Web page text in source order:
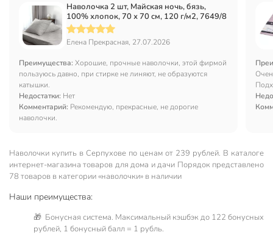
Наволочка 2 шт, Майская ночь, бязь,
100% хлопок, 70 х 70 см, 120 г/м2, 7649/8
Елена Прекрасная, 27.07.2026
Преимущества: Хорошие, прочные наволочки, этой фирмой
пользуюсь давно, при стирке не линяют, не образуются
катышки.
Недостатки: Нет
Комментарий: Рекомендую, прекрасные, не дорогие
наволочки.
Наволочки купить в Серпухове по ценам от 239 рублей. В каталоге
интернет-магазина товаров для дома и дачи Порядок представлено
78 товаров в категории «наволочки» в наличии
Наши преимущества:
🎁 Бонусная система. Максимальный кэшбэк до 122 бонусных
рублей, 1 бонусный балл = 1 рубль.